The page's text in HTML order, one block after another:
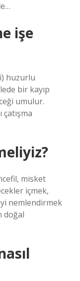
işe
huzurlu
bir kayıp
umulur.
çatışma
misket
içmek,
nemlendirmek
doğal